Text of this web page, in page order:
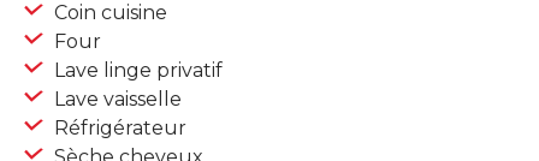
Coin cuisine
Four
Lave linge privatif
Lave vaisselle
Réfrigérateur